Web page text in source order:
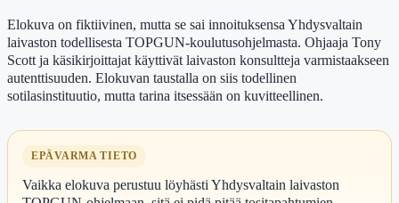
Elokuva on fiktiivinen, mutta se sai innoituksensa Yhdysvaltain
laivaston todellisesta TOPGUN-koulutusohjelmasta. Ohjaaja Tony
Scott ja käsikirjoittajat käyttivät laivaston konsultteja varmistaakseen
autenttisuuden. Elokuvan taustalla on siis todellinen
sotilasinstituutio, mutta tarina itsessään on kuvitteellinen.
EPÄVARMA TIETO
Vaikka elokuva perustuu löyhästi Yhdysvaltain laivaston